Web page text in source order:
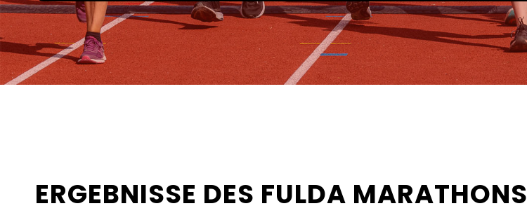
ERGEBNISSE DES FULDA MARATHONS